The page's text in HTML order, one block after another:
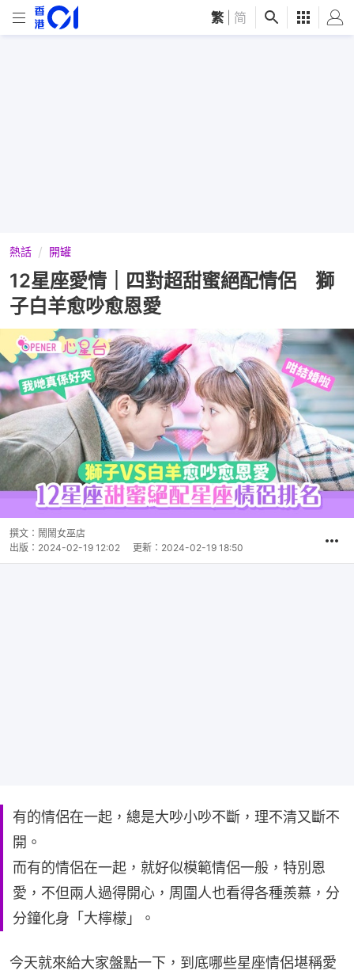
繁 简
熱話 開罐
12星座愛情｜四對超甜蜜絕配情侶 獅
子白羊愈吵愈恩愛
撰文： 鬧鬧女巫店
出版： 2024-02-19 12:02 更新： 2024-02-19 18:50
有的情侶在一起，總是大吵小吵不斷，理不清又斷不
開。
而有的情侶在一起，就好似模範情侶一般，特別恩
愛，不但兩人過得開心，周圍人也看得各種羨慕，分
分鐘化身「大檸檬」。
今天就來給大家盤點一下，到底哪些星座情侶堪稱愛